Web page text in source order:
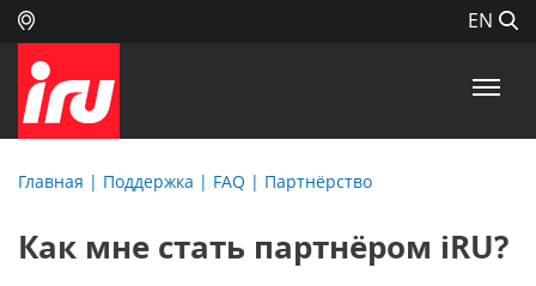
EN
Главная | Поддержка | FAQ | Партнёрство
Как мне стать партнёром iRU?